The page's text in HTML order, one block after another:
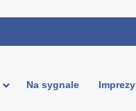
Na sygnale Imprezy